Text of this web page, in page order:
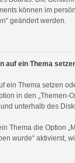
können im
geändert werden.
auf ein Thema
ein Thema setzen
in den „Themen-
unterhalb des
Thema die Option
wurde“ aktivierst,